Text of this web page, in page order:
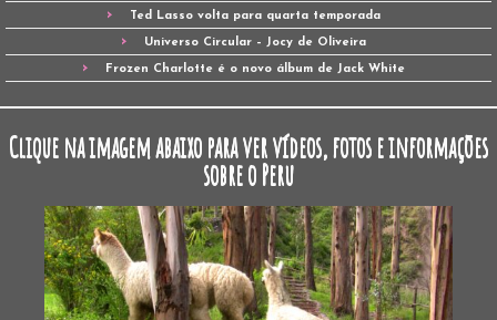
Ted Lasso volta para quarta temporada
Universo Circular – Jocy de Oliveira
Frozen Charlotte é o novo álbum de Jack White
Clique na imagem abaixo para ver vídeos, fotos e informações
sobre o Peru